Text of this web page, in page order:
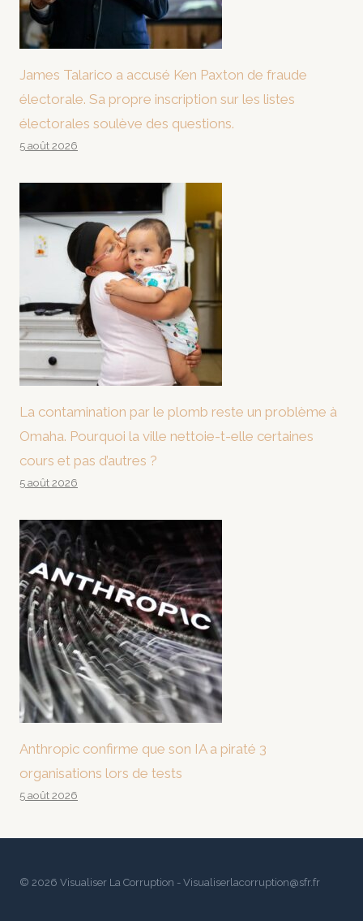
James Talarico a accusé Ken Paxton de fraude
électorale. Sa propre inscription sur les listes
électorales soulève des questions.
5 août 2026
La contamination par le plomb reste un problème à
Omaha. Pourquoi la ville nettoie-t-elle certaines
cours et pas d’autres ?
5 août 2026
Anthropic confirme que son IA a piraté 3
organisations lors de tests
5 août 2026
© 2026 Visualiser La Corruption - Visualiserlacorruption@sfr.fr